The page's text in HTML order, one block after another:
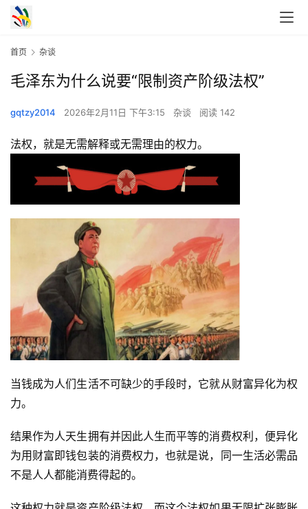
首页 杂谈
毛泽东为什么说要“限制资产阶级法权”
gqtzy2014 2026年2月11日 下午3:15 杂谈 阅读 142
法权，就是无需解释或无需理由的权力。
当钱成为人们生活不可缺少的手段时，它就从财富异化为权
力。
结果作为人天生拥有并因此人生而平等的消费权利，便异化
为用财富即钱包装的消费权力，也就是说，同一生活必需品
不是人人都能消费得起的。